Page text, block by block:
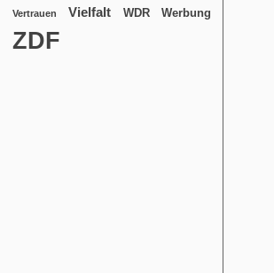
Vertrauen Vielfalt WDR Werbung
ZDF